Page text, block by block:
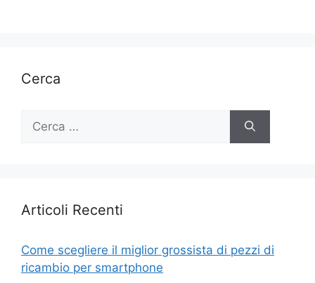
Cerca
Ricerca
Articoli Recenti
Come scegliere il miglior grossista di pezzi di
ricambio per smartphone